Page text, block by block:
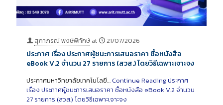
สุภาภรณ์ พงษ์พิทักษ์ at 21/07/2026
ประกาศ เรื่อง ประกาศผู้ชนะการเสนอราคา ซื้อหนังสือ
eBook V.2 จำนวน 27 รายการ (สวส.) โดยวิธีเฉพาะเจาะจง
ประกาศมหาวิทยาลัยเทคโนโลยี… Continue Readingประกาศ
เรื่อง ประกาศผู้ชนะการเสนอราคา ซื้อหนังสือ eBook V.2 จำนวน
27 รายการ (สวส.) โดยวิธีเฉพาะเจาะจง